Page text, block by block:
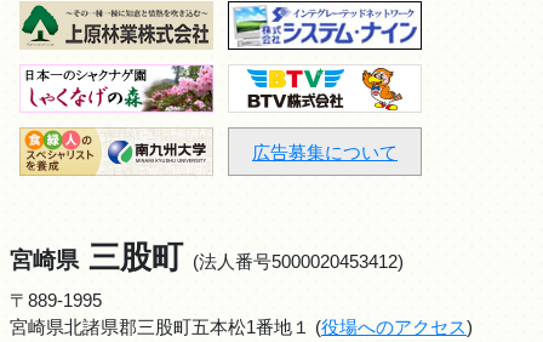
広告募集について
宮崎県 三股町 (法人番号5000020453412)
〒889-1995
宮崎県北諸県郡三股町五本松1番地１ (役場へのアクセス)